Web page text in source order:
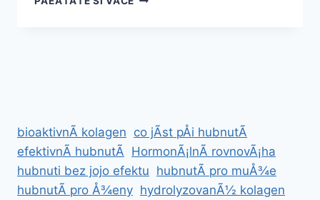
bioaktivnÃ­ kolagen co jÃ­st pÅi hubnutÃ­
efektivnÃ­ hubnutÃ­ HormonÃ¡lnÃ­ rovnovÃ¡ha
hubnuti bez jojo efektu hubnutÃ­ pro muÅ¾e
hubnutÃ­ pro Å¾eny hydrolyzovanÃ½ kolagen